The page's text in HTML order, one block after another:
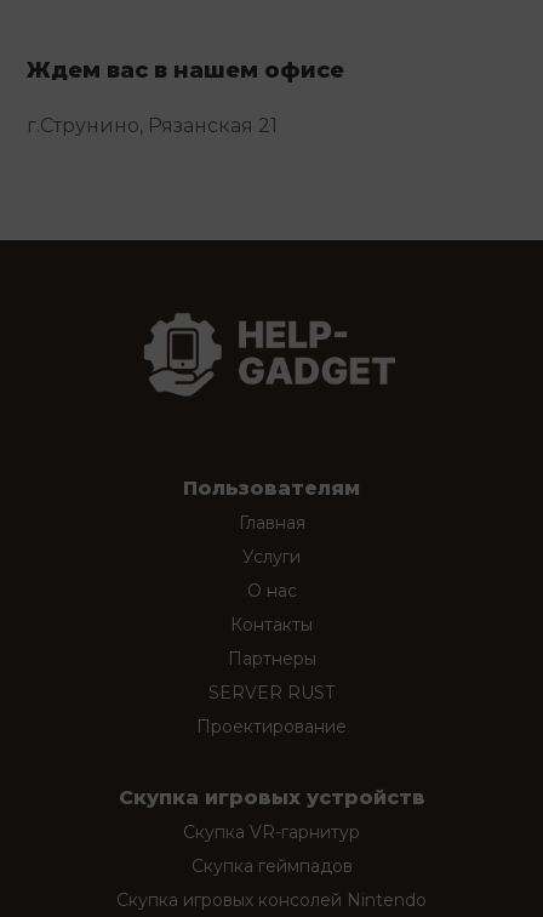
Ждем вас в нашем офисе
г.Струнино, Рязанская 21
Пользователям
Главная
Услуги
О нас
Контакты
Партнеры
SERVER RUST
Проектирование
Скупка игровых устройств
Скупка VR-гарнитур
Скупка геймпадов
Скупка игровых консолей Nintendo